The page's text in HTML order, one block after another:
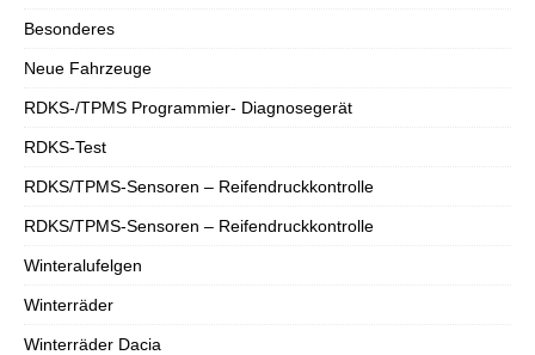
Besonderes
Neue Fahrzeuge
RDKS-/TPMS Programmier- Diagnosegerät
RDKS-Test
RDKS/TPMS-Sensoren – Reifendruckkontrolle
RDKS/TPMS-Sensoren – Reifendruckkontrolle
Winteralufelgen
Winterräder
Winterräder Dacia